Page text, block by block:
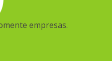
empresas.